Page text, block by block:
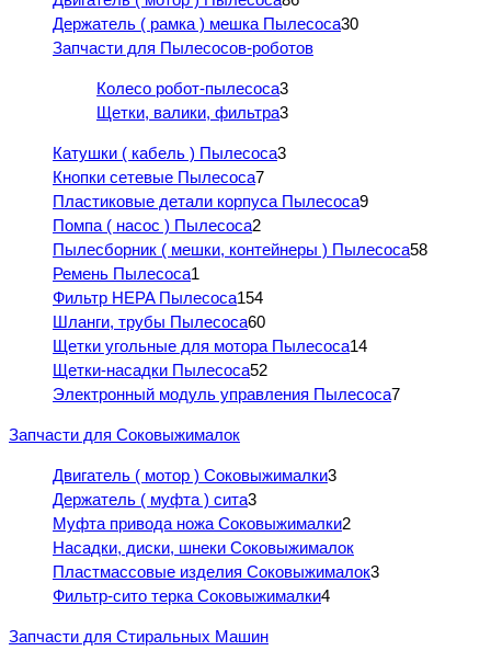
Держатель ( рамка ) мешка Пылесоса30
Запчасти для Пылесосов-роботов
Колесо робот-пылесоса3
Щетки, валики, фильтра3
Катушки ( кабель ) Пылесоса3
Кнопки сетевые Пылесоса7
Пластиковые детали корпуса Пылесоса9
Помпа ( насос ) Пылесоса2
Пылесборник ( мешки, контейнеры ) Пылесоса58
Ремень Пылесоса1
Фильтр HEPA Пылесоса154
Шланги, трубы Пылесоса60
Щетки угольные для мотора Пылесоса14
Щетки-насадки Пылесоса52
Электронный модуль управления Пылесоса7
Запчасти для Соковыжималок
Двигатель ( мотор ) Соковыжималки3
Держатель ( муфта ) сита3
Муфта привода ножа Соковыжималки2
Насадки, диски, шнеки Соковыжималок
Пластмассовые изделия Соковыжималок3
Фильтр-сито терка Соковыжималки4
Запчасти для Стиральных Машин